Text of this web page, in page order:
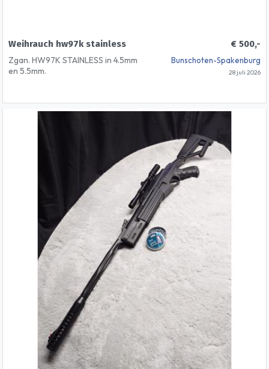
€ 500,-
Weihrauch hw97k stainless
Bunschoten-Spakenburg
28 juli 2026
Zgan. HW97K STAINLESS in 4.5mm
en 5.5mm.
kaliber je wil.